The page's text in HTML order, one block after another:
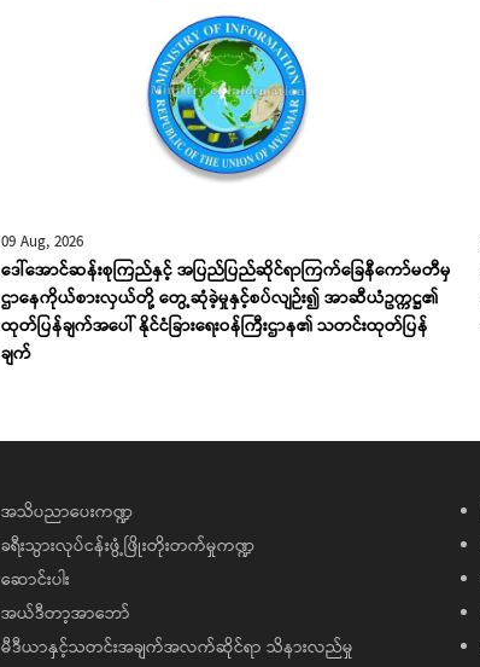
09 Aug, 2026
ဒေါ်အောင်ဆန်းစုကြည်နှင့် အပြည်ပြည်ဆိုင်ရာကြက်ခြေနီကော်မတီမှ
ဌာနေကိုယ်စားလှယ်တို့ တွေ့ဆုံခဲ့မှုနှင့်စပ်လျဉ်း၍ အာဆီယံဥက္ကဋ္ဌ၏
ထုတ်ပြန်ချက်အပေါ် နိုင်ငံခြားရေးဝန်ကြီးဌာန၏ သတင်းထုတ်ပြန်
ချက်
အသိပညာပေးကဏ္ဍ
ခရီးသွားလုပ်ငန်းဖွံ့ဖြိုးတိုးတက်မှုကဏ္ဍ
ဆောင်းပါး
အယ်ဒီတာ့အာဘော်
မီဒီယာနှင့်သတင်းအချက်အလက်ဆိုင်ရာ သိနားလည်မှု